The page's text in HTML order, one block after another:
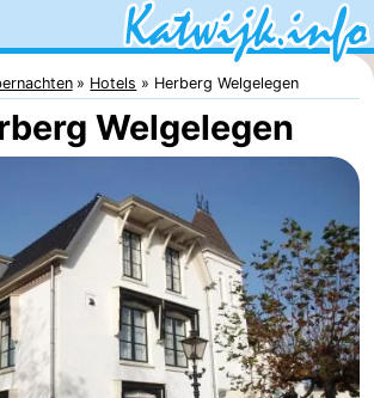
Hotels Herberg Welgelegen
Welgelegen